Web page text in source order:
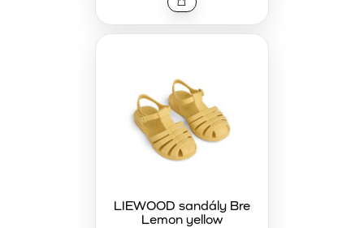
LIEWOOD sandály Bre
Lemon yellow